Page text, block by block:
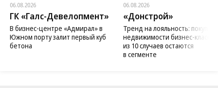
06.08.2026
ГК «Галс-Девелопмент»
В бизнес-центре «Адмирал» в
Южном порту залит первый куб
бетона
06.08.2026
«Донстрой»
Тренд на лояльность:
недвижимости бизнес-класса
из 10 случаев остаются
в сегменте